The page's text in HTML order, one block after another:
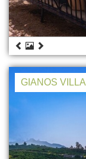
GIANOS VILLA